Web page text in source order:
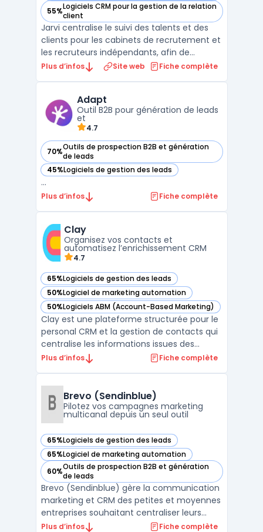
55%Logiciels CRM pour la gestion de la relation
client
— voir Jarvi dans cette catégorie
Jarvi centralise le suivi des talents et des
clients pour les cabinets de recrutement et
les recruteurs indépendants, afin de
répondre à la multiplication des outils. Le
opportunités, de la prospection et des
clients. Il ...
Plus d’infos Site web Fiche complète
Adapt
Outil B2B pour génération de leads
et
4.7
70%Outils de prospection B2B et génération
de leads
— voir Adapt dans cette catégorie
45%Logiciels de gestion des leads
— voir Adapt dans cette catégorie
...
Plus d’infos Fiche complète
Clay
Organisez vos contacts et
automatisez l’enrichissement CRM
4.7
65%Logiciels de gestion des leads
— voir Clay dans cette catégorie
50%Logiciel de marketing automation
— voir Clay dans cette catégorie
50%Logiciels ABM (Account-Based Marketing)
— voir Clay dans cette catégorie
Clay est une plateforme structurée pour le
personal CRM et la gestion de contacts qui
centralise les informations issues des
emails, réseaux sociaux et agendas afin
L’outil couvre deux usages distincts :
l’organisatio ...
Plus d’infos Fiche complète
Brevo (Sendinblue)
Pilotez vos campagnes marketing
multicanal depuis un seul outil
65%Logiciels de gestion des leads
— voir Brevo (Sendinblue) dans cette catégorie
65%Logiciel de marketing automation
— voir Brevo (Sendinblue) dans cette catégorie
60%Outils de prospection B2B et génération
de leads
— voir Brevo (Sendinblue) dans cette catégorie
Brevo (Sendinblue) gère la communication
marketing et CRM des petites et moyennes
entreprises souhaitant centraliser leurs
actions sans multiplier les outils. La
Plus d’infos Fiche complète